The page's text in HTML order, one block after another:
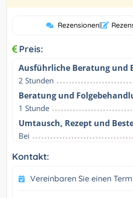
Rezensionen|
Preis:
Ausführliche Beratung und
2 Stunden
Beratung und
1 Stunde
Umtausch, Rezept und
Bei
Kontakt:
Vereinbaren Sie einen